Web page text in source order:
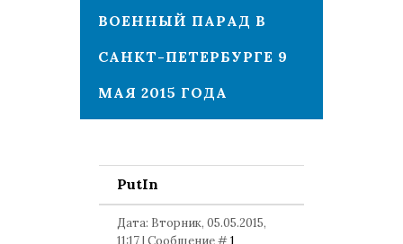
ВОЕННЫЙ ПАРАД В
САНКТ-ПЕТЕРБУРГЕ 9
МАЯ 2015 ГОДА
PutIn
Дата: Вторник, 05.05.2015,
11:17 | Сообщение #1